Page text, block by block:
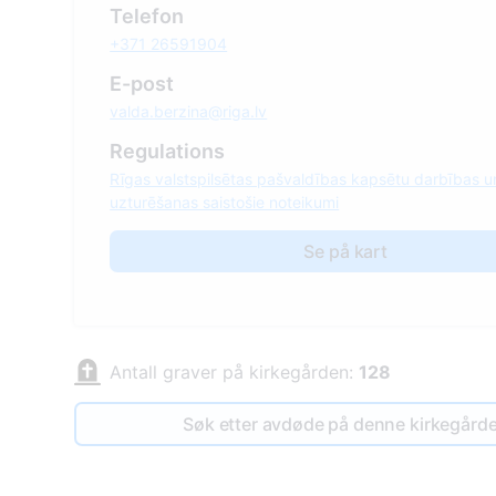
Telefon
+371 26591904
E-post
valda.berzina@riga.lv
Regulations
Rīgas valstspilsētas pašvaldības kapsētu darbības
uzturēšanas saistošie noteikumi
Se på kart
Antall graver på kirkegården: 128
Søk etter avdøde på denne